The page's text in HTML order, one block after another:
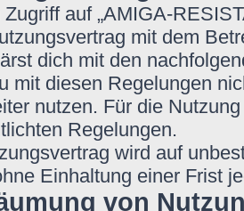
auf „AMIGA-
mit dem
dich mit den
mit diesen Regelungen
nutzen. Für die
Regelungen.
wird auf
Einhaltung einer Frist
von